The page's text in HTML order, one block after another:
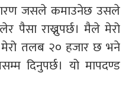
जसले कमाउनेछ उसले
पैसा राख्नुपर्छ। मैले मेरो
मेरो तलब २० हजार छ भने
दिनुपर्छ। यो मापदण्ड